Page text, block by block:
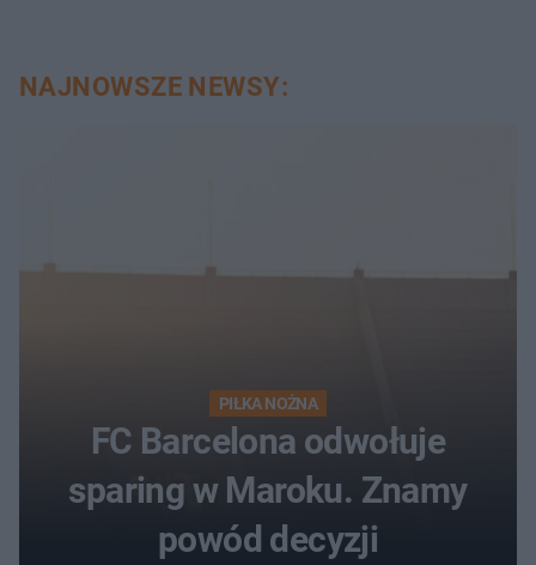
NAJNOWSZE NEWSY:
PIŁKA NOŻNA
FC Barcelona odwołuje
sparing w Maroku. Znamy
powód decyzji